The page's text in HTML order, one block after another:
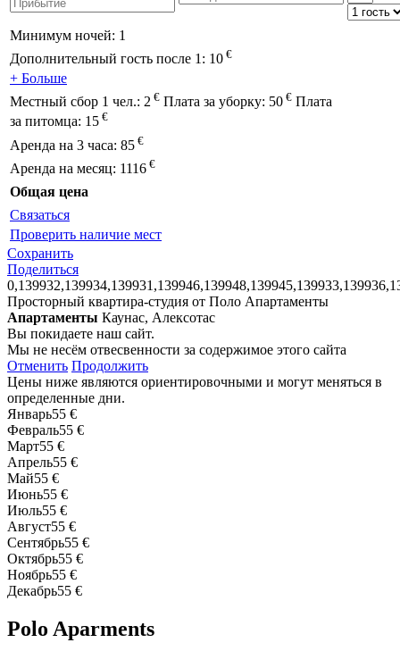
Минимум ночей: 1
Дополнительный гость после 1: 10 €
+ Больше
Местный сбор 1 чел.: 2 € Плата за уборку: 50 € Плата
за питомца: 15 €
Аренда на 3 часа: 85 €
Аренда на месяц: 1116 €
Общая цена
Связаться
Проверить наличие мест
Сохранить
Поделиться
Просторный квартира-студия от Поло Апартаменты
Апартаменты Каунас, Алексотас
Вы покидаете наш сайт.
Мы не несём отвесвенности за содержимое этого сайта
Отменить Продолжить
Цены ниже являются ориентировочными и могут меняться в
определенные дни.
Январь55 €
Февраль55 €
Март55 €
Апрель55 €
Май55 €
Июнь55 €
Июль55 €
Август55 €
Сентябрь55 €
Октябрь55 €
Ноябрь55 €
Декабрь55 €
Polo Aparments